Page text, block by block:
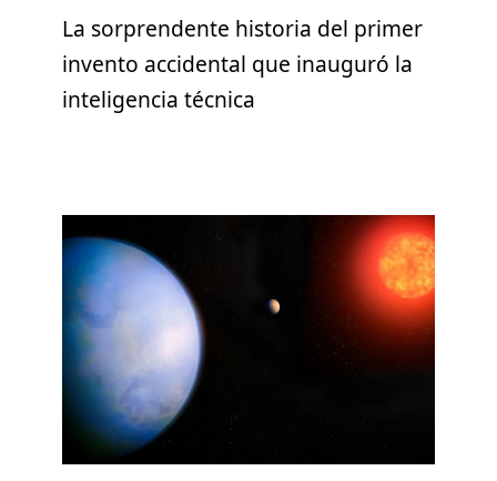
La sorprendente historia del primer
invento accidental que inauguró la
inteligencia técnica